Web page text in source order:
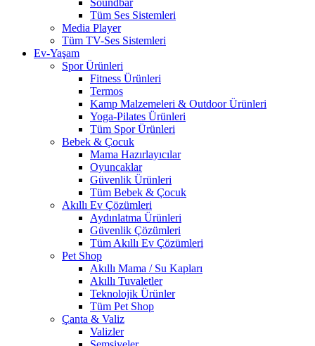
Soundbar
Tüm Ses Sistemleri
Media Player
Tüm TV-Ses Sistemleri
Ev-Yaşam
Spor Ürünleri
Fitness Ürünleri
Termos
Kamp Malzemeleri & Outdoor Ürünleri
Yoga-Pilates Ürünleri
Tüm Spor Ürünleri
Bebek & Çocuk
Mama Hazırlayıcılar
Oyuncaklar
Güvenlik Ürünleri
Tüm Bebek & Çocuk
Akıllı Ev Çözümleri
Aydınlatma Ürünleri
Güvenlik Çözümleri
Tüm Akıllı Ev Çözümleri
Pet Shop
Akıllı Mama / Su Kapları
Akıllı Tuvaletler
Teknolojik Ürünler
Tüm Pet Shop
Çanta & Valiz
Valizler